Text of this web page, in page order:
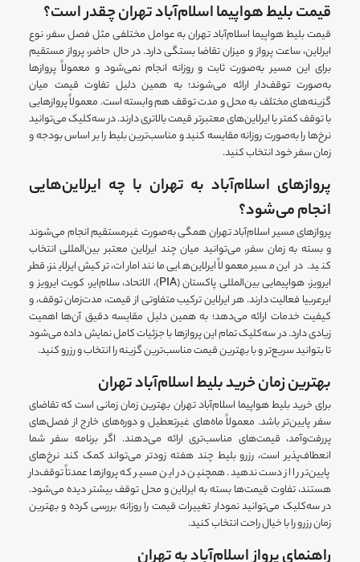
قیمت بلیط هواپیما اسلام‌آباد تهران چقدر است؟
قیمت بلیط هواپیما اسلام‌آباد تهران به عوامل مختلفی مثل فصل سفر، نوع
ایرلاین، ساعت پرواز و میزان تقاضا بستگی دارد. در حال حاضر، پرواز مستقیم
برای این مسیر به‌صورت ثابت و روزانه انجام نمی‌شود و معمولاً پروازها
به‌صورت توقف‌دار ارائه می‌شوند؛ به همین دلیل تفاوت قیمت میان
گزینه‌های مختلف به محل و مدت توقف هم وابسته است. معمولاً پروازهایی
با توقف کمتر یا ایرلاین‌های معتبرتر قیمت بالاتری دارند. در سه‌کلیک می‌توانید
نرخ‌ها را به‌صورت روزانه مقایسه کنید و مناسب‌ترین بلیط را بر اساس بودجه و
زمان سفر خود انتخاب کنید.
پروازهای اسلام‌آباد به تهران با چه ایرلاین‌هایی
انجام می‌شود؟
پروازهای مسیر اسلام‌آباد تهران همگی به‌صورت غیرمستقیم انجام می‌شوند
و بسته به زمان سفر، می‌توانید میان چند ایرلاین معتبر بین‌المللی انتخاب
کنید. در این مسیر معمولاً ایرلاین‌هایی مانند امارات، ترکیش ایرلاینز، قطر
ایرویز، هواپیمایی بین‌المللی پاکستان (PIA)، الاتحاد، سلام‌ایر، کویت ایرویز و
ایرعربیا فعالیت دارند. هر ایرلاین ترکیب متفاوتی از قیمت، مدت‌زمان توقف، و
کیفیت خدمات ارائه می‌دهد؛ به همین دلیل مقایسه دقیق آن‌ها اهمیت
زیادی دارد. در سه‌کلیک تمام این پروازها با جزئیات کامل نمایش داده می‌شود
تا بتوانید سریع‌تر و با بهترین قیمت مناسب‌ترین گزینه را انتخاب و رزرو کنید.
بهترین زمان خرید بلیط اسلام‌آباد تهران
برای خرید بلیط هواپیما اسلام‌آباد تهران بهترین زمان زمانی است که تقاضای
سفر پایین‌تر باشد. معمولاً ماه‌های غیرتعطیل و دوره‌های خارج از فصل‌های
پررفت‌وآمد، قیمت‌های مناسب‌تری ارائه می‌دهند. اگر برنامه سفر شما
انعطاف‌پذیر است، رزرو بلیط چند هفته زودتر می‌تواند کمک کند نرخ‌های
پایین‌تر را از دست ندهید. همچنین در این مسیر که پروازها عمدتاً توقف‌دار
هستند، تفاوت قیمت‌ها بسته به ایرلاین و محل توقف بیشتر دیده می‌شود.
در سه‌کلیک می‌توانید نمودار تغییرات قیمت را روزانه بررسی کرده و بهترین
زمان رزرو را با خیال راحت انتخاب کنید.